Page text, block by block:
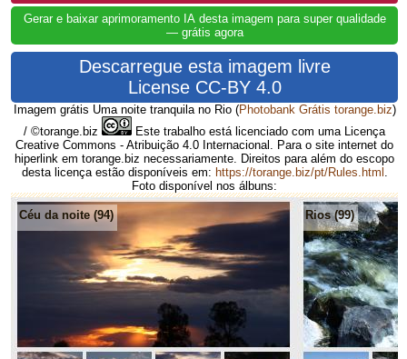
Gerar e baixar aprimoramento IA desta imagem para super qualidade
— grátis agora
Descarregue esta imagem livre
License CC-BY 4.0
Imagem grátis Uma noite tranquila no Rio (Photobank Grátis torange.biz)
/ ©torange.biz
Este trabalho está licenciado com uma Licença
Creative Commons - Atribuição 4.0 Internacional. Para o site internet do
hiperlink em torange.biz necessariamente. Direitos para além do escopo
desta licença estão disponíveis em: https://torange.biz/pt/Rules.html
Foto disponível nos álbuns:
Céu da noite (94) Rios (99)